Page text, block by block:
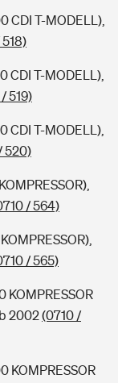
CDI T-MODELL),
CDI T-MODELL),
519)
CDI T-MODELL),
520)
/ 564)
/ 565)
KOMPRESSOR
2002(0710 /
KOMPRESSOR